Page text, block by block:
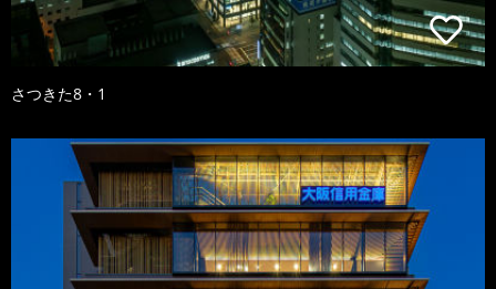
さつきた8・1